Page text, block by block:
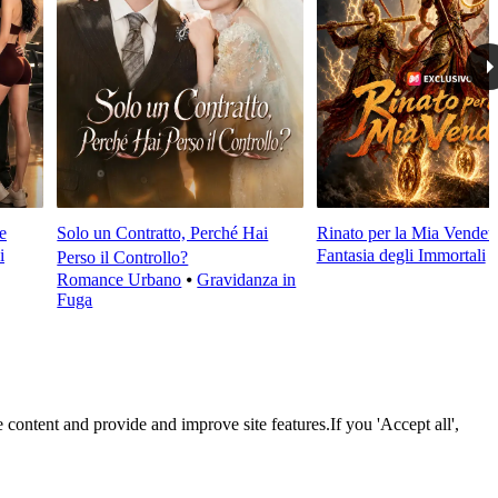
Solo un Contratto, Perché Hai
Perso il Controllo?
Romance Urbano ⦁Gravidanza in
Fuga
Rinato per la Mia
Fantasia degli Immortali
and provide and improve site features.If you 'Accept all',